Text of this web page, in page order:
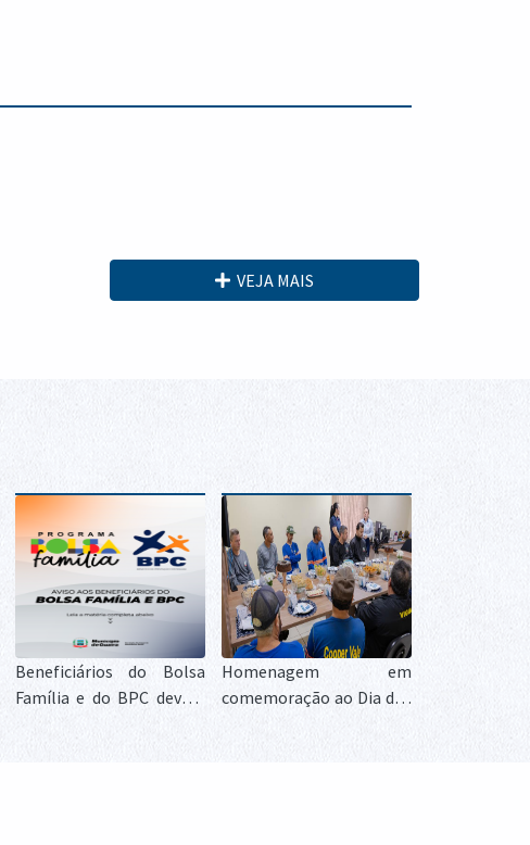
VEJA MAIS
Beneficiários do Bolsa
Família e do BPC devem
Homenagem em
comemoração ao Dia dos